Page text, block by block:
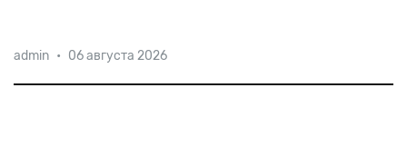
от Братиславы, были депортированы в лагеря
смерти. Еврейское кладбище местечка давно
admin • 06 августа 2026